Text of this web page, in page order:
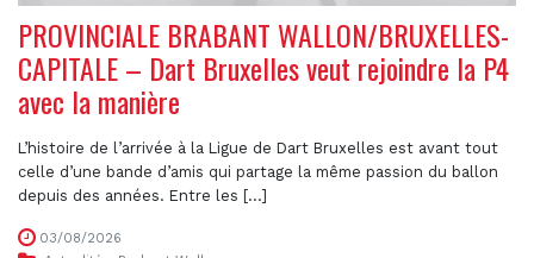
PROVINCIALE BRABANT WALLON/BRUXELLES-
CAPITALE – Dart Bruxelles veut rejoindre la P4
avec la manière
L’histoire de l’arrivée à la Ligue de Dart Bruxelles est avant tout
celle d’une bande d’amis qui partage la même passion du ballon
depuis des années. Entre les [...]
03/08/2026